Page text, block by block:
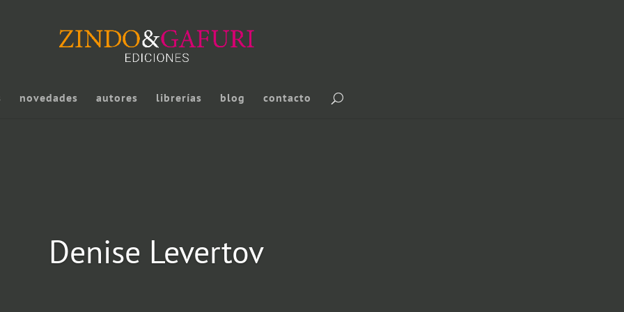
novedades autores librerías blog contacto
Denise Levertov